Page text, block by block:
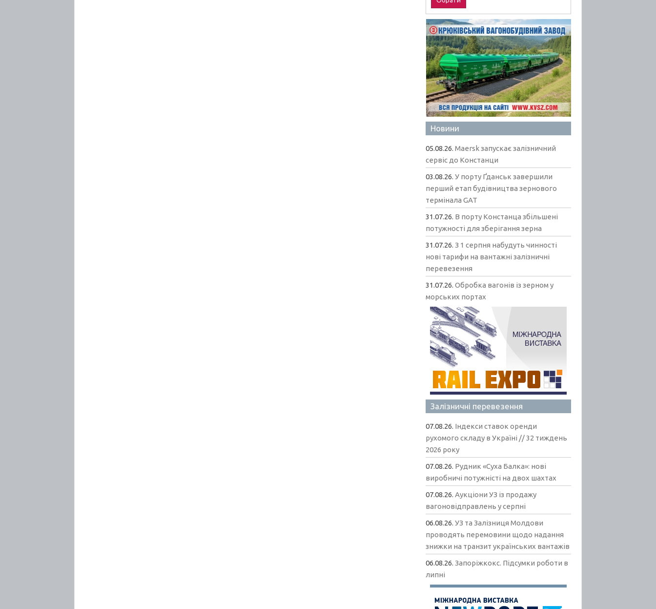
Новини
05.08.26.Maersk запускає залізничний
сервіс до Констанци
03.08.26.У порту Ґданськ завершили
перший етап будівництва зернового
термінала GAT
31.07.26. В порту Констанца збільшені
потужності для зберігання зерна
31.07.26.З 1 серпня набудуть чинності
нові тарифи на вантажні залізничні
перевезення
31.07.26.Обробка вагонів із зерном у
морських портах
Залізничні перевезення
07.08.26. Індекси ставок оренди
рухомого складу в Україні // 32 тиждень
2026 року
07.08.26. Рудник «Суха Балка»: нові
виробничі потужністі на двох шахтах
07.08.26.Аукціони УЗ із продажу
вагоновідправлень у серпні
06.08.26.УЗ та Залізниця Молдови
проводять перемовини щодо надання
знижки на транзит українських вантажів
06.08.26.Запоріжкокс. Підсумки роботи в
липні